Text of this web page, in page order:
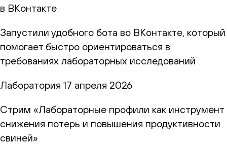
в ВКонтакте
Запустили удобного бота во ВКонтакте, который
помогает быстро ориентироваться в
требованиях лабораторных исследований
Лаборатория 17 апреля 2026
Стрим «Лабораторные профили как инструмент
снижения потерь и повышения продуктивности
свиней»